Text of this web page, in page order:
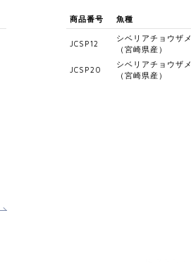
商品番号 魚種
JCSP12
シベリアチョウザメ
（宮崎県産）
JCSP20
シベリアチョウザメ
（宮崎県産）